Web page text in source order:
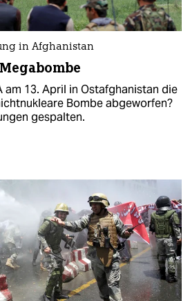
in Afghanistan
am 13. April in Ostafghanistan die
Bombe abgeworfen?
gespalten.